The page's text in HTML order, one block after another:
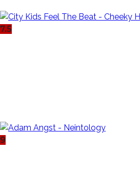
7.5
9